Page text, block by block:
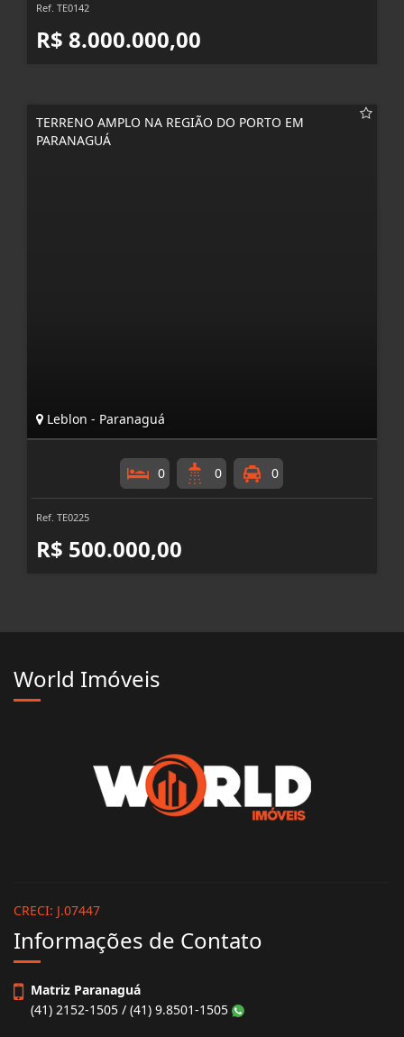
Ref. TE0142
R$ 8.000.000,00
TERRENO AMPLO NA REGIÃO DO PORTO EM
PARANAGUÁ
Leblon - Paranaguá
0 0 0
Ref. TE0225
R$ 500.000,00
World Imóveis
CRECI: J.07447
Informações de Contato
Matriz Paranaguá
(41) 2152-1505 / (41) 9.8501-1505